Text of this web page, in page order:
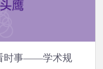
时事——学术规